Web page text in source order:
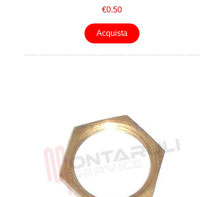
€0.50
Acquista